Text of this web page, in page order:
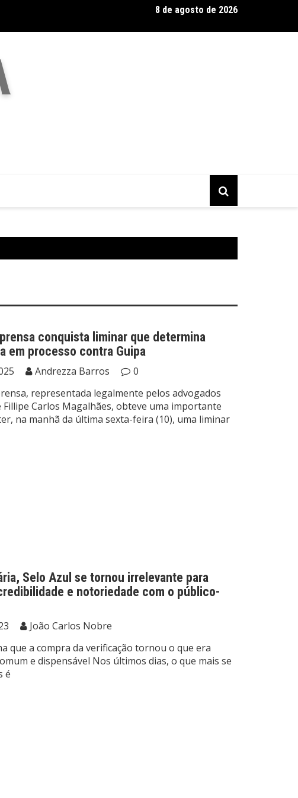
De olho no líder: Jhonathan Silva projeta duelo do Athletic contra o
8 de agosto de 2026
conquista liminar que determina
em processo contra Guipa
Andrezza Barros
0
representada legalmente pelos advogados
Fillipe Carlos Magalhães, obteve uma importante
na manhã da última sexta-feira (10), uma liminar
Selo Azul se tornou irrelevante para
e notoriedade com o público-
João Carlos Nobre
que a compra da verificação tornou o que era
e dispensável Nos últimos dias, o que mais se
é